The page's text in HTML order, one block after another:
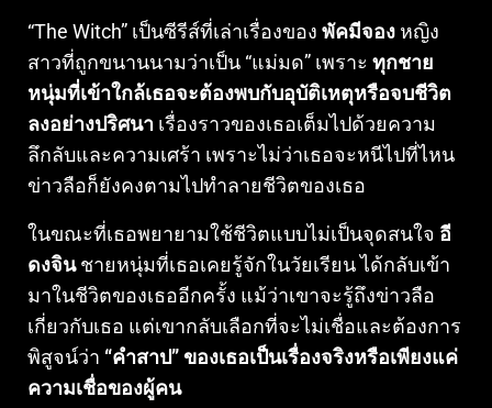
“The Witch” เป็นซีรีส์ที่เล่าเรื่องของ พัคมีจอง หญิง
สาวที่ถูกขนานนามว่าเป็น “แม่มด” เพราะ ทุกชาย
หนุ่มที่เข้าใกล้เธอจะต้องพบกับอุบัติเหตุหรือจบชีวิต
ลงอย่างปริศนา เรื่องราวของเธอเต็มไปด้วยความ
ลึกลับและความเศร้า เพราะไม่ว่าเธอจะหนีไปที่ไหน
ข่าวลือก็ยังคงตามไปทำลายชีวิตของเธอ
ในขณะที่เธอพยายามใช้ชีวิตแบบไม่เป็นจุดสนใจ อี
ดงจินชายหนุ่มที่เธอเคยรู้จักในวัยเรียน ได้กลับเข้า
มาในชีวิตของเธออีกครั้ง แม้ว่าเขาจะรู้ถึงข่าวลือ
เกี่ยวกับเธอ แต่เขากลับเลือกที่จะไม่เชื่อและต้องการ
พิสูจน์ว่า “คำสาป” ของเธอเป็นเรื่องจริงหรือเพียงแค่
ความเชื่อของผู้คน